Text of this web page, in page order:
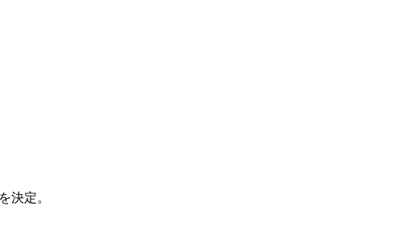
決定。